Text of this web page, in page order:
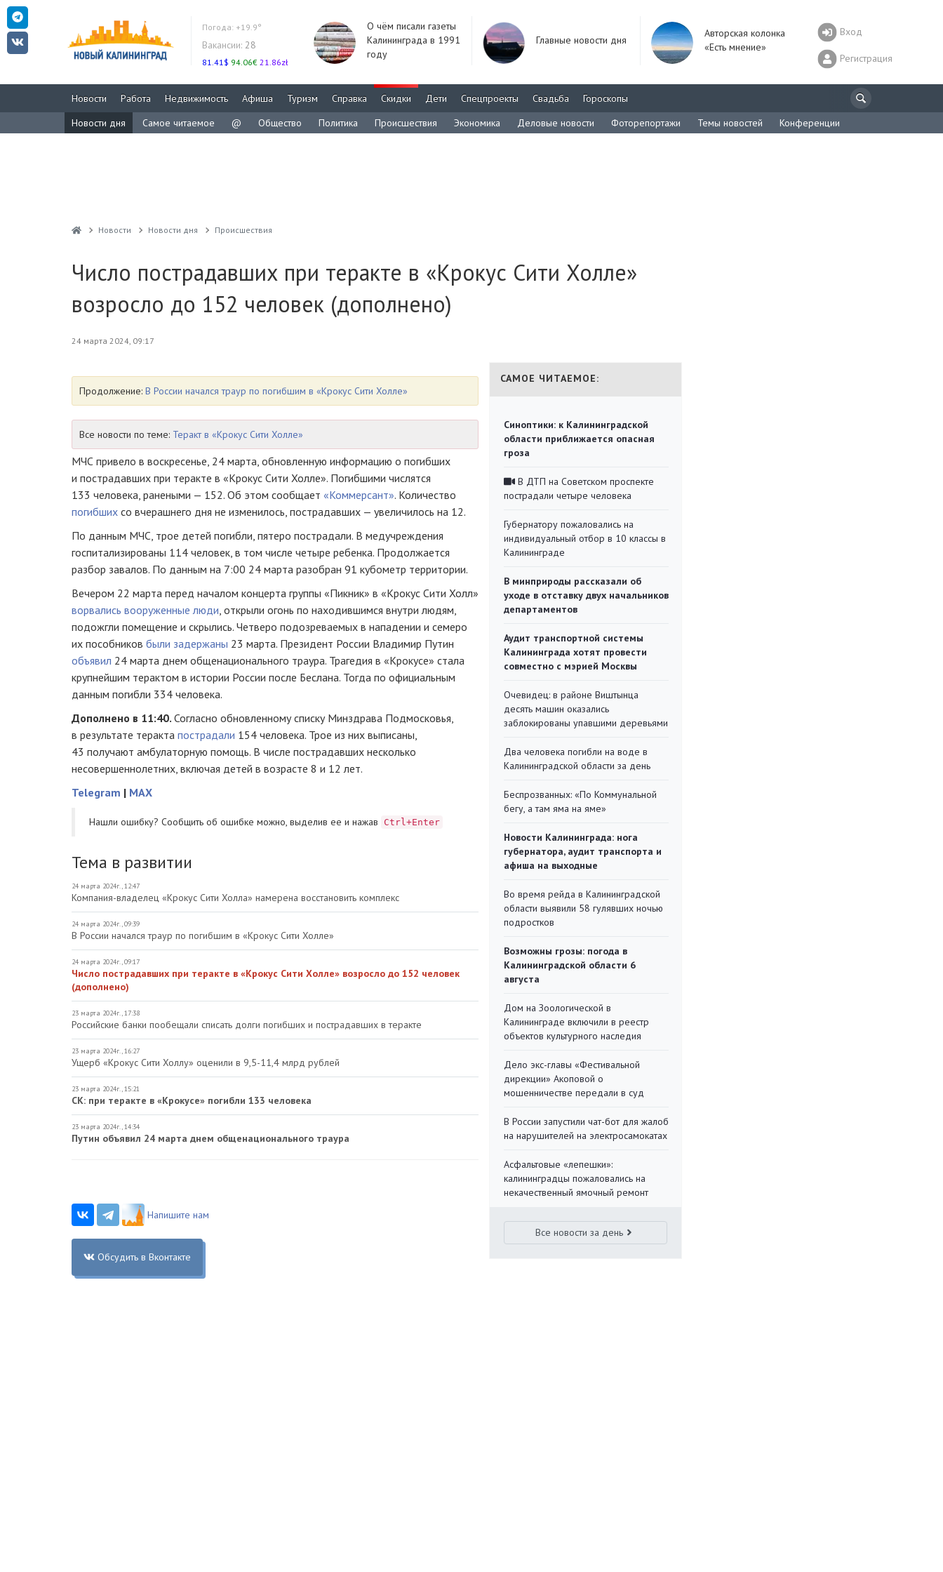
Погода: +19.9°
Вакансии: 28
81.41$ 94.06€ 21.86zł
О чём писали газеты
Калининграда в 1991
году
Главные новости дня
Авторская колонка
«Есть мнение»
Вход
Регистрация
Новости Работа Недвижимость Афиша Туризм Справка Скидки Дети Спецпроекты Свадьба
Гороскопы
Новости дня
Самое читаемое @ Общество Политика Происшествия Экономика Деловые новости Фоторепортажи Темы новостей Конференции
Новости Новости дня Проиcшествия
Число пострадавших при теракте в «Крокус Сити Холле»
возросло до 152 человек (дополнено)
24 марта 2024, 09:17
Продолжение: В России начался траур по погибшим в «Крокус Сити Холле»
Все новости по теме: Теракт в «Крокус Сити Холле»
МЧС привело в воскресенье, 24 марта, обновленную информацию о погибших
и пострадавших при теракте в «Крокус Сити Холле». Погибшими числятся
133 человека, ранеными — 152. Об этом сообщает «Коммерсант». Количество
погибших со вчерашнего дня не изменилось, пострадавших — увеличилось на 12.
По данным МЧС, трое детей погибли, пятеро пострадали. В медучреждения
госпитализированы 114 человек, в том числе четыре ребенка. Продолжается
разбор завалов. По данным на 7:00 24 марта разобран 91 кубометр территории.
Вечером 22 марта перед началом концерта группы «Пикник» в «Крокус Сити Холл»
ворвались вооруженные люди, открыли огонь по находившимся внутри людям,
подожгли помещение и скрылись. Четверо подозреваемых в нападении и семеро
их пособников были задержаны 23 марта. Президент России Владимир Путин
объявил 24 марта днем общенационального траура. Трагедия в «Крокусе» стала
крупнейшим терактом в истории России после Беслана. Тогда по официальным
данным погибли 334 человека.
Дополнено в 11:40. Согласно обновленному списку Минздрава Подмосковья,
в результате теракта пострадали 154 человека. Трое из них выписаны,
43 получают амбулаторную помощь. В числе пострадавших несколько
несовершеннолетних, включая детей в возрасте 8 и 12 лет.
Telegram | MAX
Нашли ошибку? Cообщить об ошибке можно, выделив ее и нажав Ctrl+Enter
Тема в развитии
24 марта 2024г., 12:47
Компания-владелец «Крокус Сити Холла» намерена восстановить комплекс
24 марта 2024г., 09:39
В России начался траур по погибшим в «Крокус Сити Холле»
24 марта 2024г., 09:17
Число пострадавших при теракте в «Крокус Сити Холле» возросло до 152 человек
(дополнено)
23 марта 2024г., 17:38
Российские банки пообещали списать долги погибших и пострадавших в теракте
23 марта 2024г., 16:27
Ущерб «Крокус Сити Холлу» оценили в 9,5-11,4 млрд рублей
23 марта 2024г., 15:21
СК: при теракте в «Крокусе» погибли 133 человека
23 марта 2024г., 14:34
Путин объявил 24 марта днем общенационального траура
Напишите нам
Обсудить в Вконтакте
САМОЕ ЧИТАЕМОЕ:
Синоптики: к Калининградской
области приближается опасная
гроза
В ДТП на Советском проспекте
пострадали четыре человека
Губернатору пожаловались на
индивидуальный отбор в 10 классы в
Калининграде
В минприроды рассказали об
уходе в отставку двух начальников
департаментов
Аудит транспортной системы
Калининграда хотят провести
совместно с мэрией Москвы
Очевидец: в районе Виштынца
десять машин оказались
заблокированы упавшими деревьями
Два человека погибли на воде в
Калининградской области за день
Беспрозванных: «По Коммунальной
бегу, а там яма на яме»
Новости Калининграда: нога
губернатора, аудит транспорта и
афиша на выходные
Во время рейда в Калининградской
области выявили 58 гулявших ночью
подростков
Возможны грозы: погода в
Калининградской области 6
августа
Дом на Зоологической в
Калининграде включили в реестр
объектов культурного наследия
Дело экс-главы «Фестивальной
дирекции» Акоповой о
мошенничестве передали в суд
В России запустили чат-бот для жалоб
на нарушителей на электросамокатах
Асфальтовые «лепешки»:
калининградцы пожаловались на
некачественный ямочный ремонт
Все новости за день